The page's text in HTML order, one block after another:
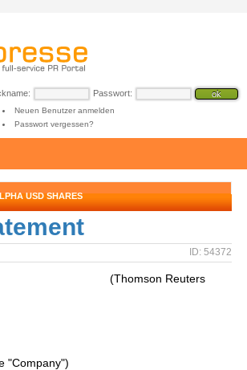
Passwort:
Neuen Benutzer anmelden
Passwort vergessen?
USD SHARES
ID: 54372
(Thomson Reuters
"Company")